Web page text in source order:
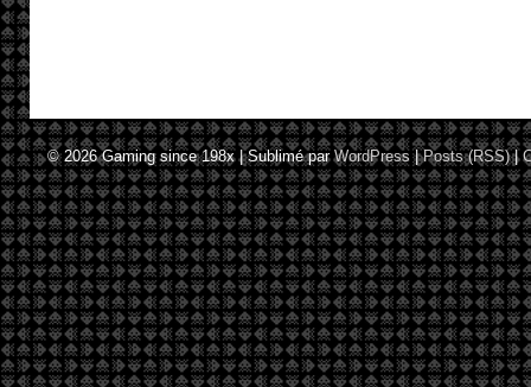
© 2026Gaming since 198x|Sublimé parWordPress |Posts (RSS)|